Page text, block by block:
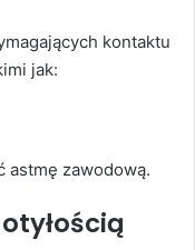
kontaktu
jak:
astmę zawodową.